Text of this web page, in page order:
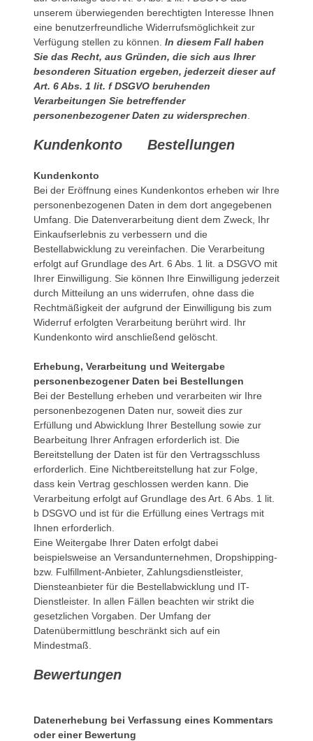
unserem überwiegenden berechtigten Interesse Ihnen
eine benutzerfreundliche Widerrufsmöglichkeit zur
Verfügung stellen zu können. In diesem Fall haben
Sie das Recht, aus Gründen, die sich aus Ihrer
besonderen Situation ergeben, jederzeit dieser auf
Art. 6 Abs. 1 lit. f DSGVO beruhenden
Verarbeitungen Sie betreffender
personenbezogener Daten zu widersprechen
Kundenkonto Bestellungen
Kundenkonto
Bei der Eröffnung eines Kundenkontos erheben wir Ihre
personenbezogenen Daten in dem dort angegebenen
Umfang. Die Datenverarbeitung dient dem Zweck, Ihr
Einkaufserlebnis zu verbessern und die
Bestellabwicklung zu vereinfachen. Die Verarbeitung
erfolgt auf Grundlage des Art. 6 Abs. 1 lit. a DSGVO mit
Ihrer Einwilligung. Sie können Ihre Einwilligung jederzeit
durch Mitteilung an uns widerrufen, ohne dass die
Rechtmäßigkeit der aufgrund der Einwilligung bis zum
Widerruf erfolgten Verarbeitung berührt wird. Ihr
Kundenkonto wird anschließend gelöscht.
Erhebung, Verarbeitung und Weitergabe
personenbezogener Daten bei Bestellungen
Bei der Bestellung erheben und verarbeiten wir Ihre
personenbezogenen Daten nur, soweit dies zur
Erfüllung und Abwicklung Ihrer Bestellung sowie zur
Bearbeitung Ihrer Anfragen erforderlich ist. Die
Bereitstellung der Daten ist für den Vertragsschluss
erforderlich. Eine Nichtbereitstellung hat zur Folge,
dass kein Vertrag geschlossen werden kann. Die
Verarbeitung erfolgt auf Grundlage des Art. 6 Abs. 1 lit.
b DSGVO und ist für die Erfüllung eines Vertrags mit
Ihnen erforderlich.
Eine Weitergabe Ihrer Daten erfolgt dabei
beispielsweise an Versandunternehmen, Dropshipping-
bzw. Fulfillment-Anbieter, Zahlungsdienstleister,
Diensteanbieter für die Bestellabwicklung und IT-
Dienstleister. In allen Fällen beachten wir strikt die
gesetzlichen Vorgaben. Der Umfang der
Datenübermittlung beschränkt sich auf ein
Mindestmaß.
Bewertungen
Datenerhebung bei Verfassung eines Kommentars
oder einer Bewertung